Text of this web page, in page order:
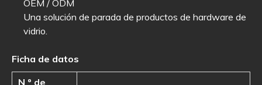
OEM / ODM
Una solución de parada de productos de hardware de
vidrio.
Ficha de datos
N º de